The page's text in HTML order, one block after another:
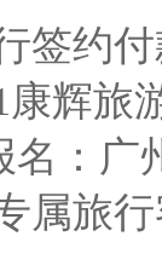
签约
康辉
名：
属旅